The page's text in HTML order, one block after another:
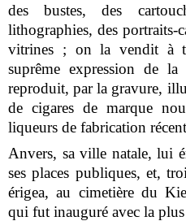
des bustes, des
lithographies, des portraits-
vitrines ; on la vendit à
suprême expression de
reproduit, par la gravure,
de cigares de marque
liqueurs de fabrication
Anvers, sa ville natale, lui
ses places publiques, et,
érigea, au cimetière du
qui fut inauguré avec la